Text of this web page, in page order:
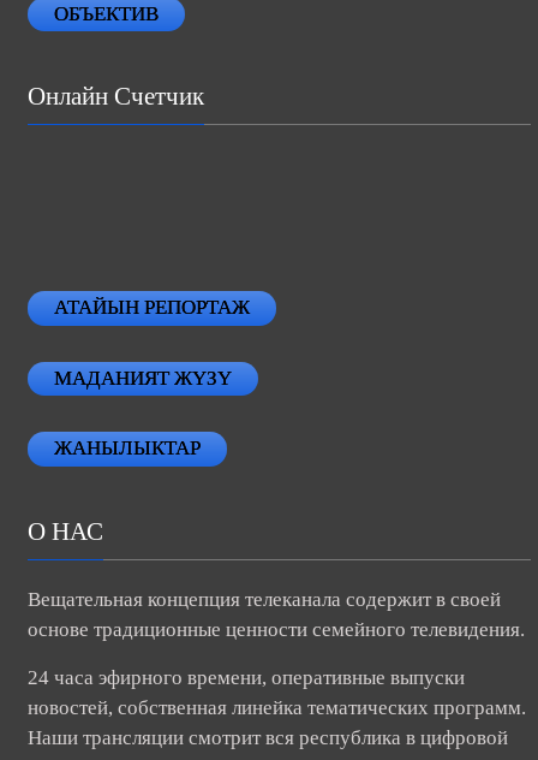
ОБЪЕКТИВ
Онлайн Счетчик
АТАЙЫН РЕПОРТАЖ
МАДАНИЯТ ЖҮЗҮ
ЖАНЫЛЫКТАР
О НАС
Вещательная концепция телеканала содержит в своей
основе традиционные ценности семейного телевидения.
24 часа эфирного времени, оперативные выпуски
новостей, собственная линейка тематических программ.
Наши трансляции смотрит вся республика в цифровой